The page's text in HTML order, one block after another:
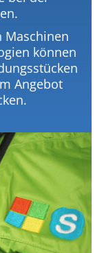
Maschinen
können
Angebot